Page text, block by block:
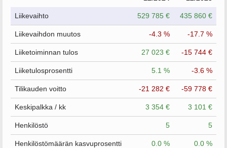
Liikevaihto 529 785 € 435 860 €
Liikevaihdon muutos -4.3 % -17.7 %
Liiketoiminnan tulos 27 023 € -15 744 €
Liiketulosprosentti 5.1 % -3.6 %
Tilikauden voitto -21 282 € -59 778 €
Keskipalkka / kk 3 354 € 3 101 €
Henkilöstö 5 5
Henkilöstömäärän kasvuprosentti 0.0 %
0.0 %